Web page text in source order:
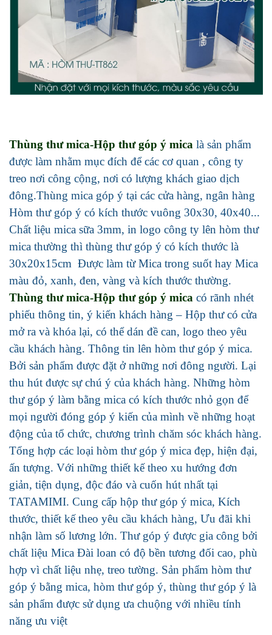
Thùng thư mica-Hộp thư góp ý mica là sản phẩm
được làm nhằm mục đích để các cơ quan , công ty
treo nơi công cộng, nơi có lượng khách giao dịch
đông.Thùng mica góp ý tại các cửa hàng, ngân hàng
Hòm thư góp ý có kích thước vuông 30x30, 40x40...
Chất liệu mica sữa 3mm, in logo công ty lên hòm thư
mica thường thì thùng thư góp ý có kích thước là
30x20x15cm Được làm từ Mica trong suốt hay Mica
màu đỏ, xanh, đen, vàng và kích thước thường.
Thùng thư mica-Hộp thư góp ý mica có rãnh nhét
phiếu thông tin, ý kiến khách hàng – Hộp thư có cửa
mở ra và khóa lại, có thể dán đề can, logo theo yêu
cầu khách hàng. Thông tin lên hòm thư góp ý mica.
Bởi sản phẩm được đặt ở những nơi đông người. Lại
thu hút được sự chú ý của khách hàng. Những hòm
thư góp ý làm bằng mica có kích thước nhỏ gọn để
mọi người đóng góp ý kiến của mình về những hoạt
động của tổ chức, chương trình chăm sóc khách hàng.
Tổng hợp các loại hòm thư góp ý mica đẹp, hiện đại,
ấn tượng. Với những thiết kế theo xu hướng đơn
giản, tiện dụng, độc đáo và cuốn hút nhất tại
TATAMIMI. Cung cấp hộp thư góp ý mica, Kích
thước, thiết kế theo yêu cầu khách hàng, Ưu đãi khi
nhận làm số lương lớn. Thư góp ý được gia công bởi
chất liệu Mica Đài loan có độ bền tương đối cao, phù
hợp vì chất liệu nhẹ, treo tường. Sản phẩm hòm thư
góp ý bằng mica, hòm thư góp ý, thùng thư góp ý là
sản phẩm được sử dụng ưa chuộng với nhiều tính
năng ưu việt